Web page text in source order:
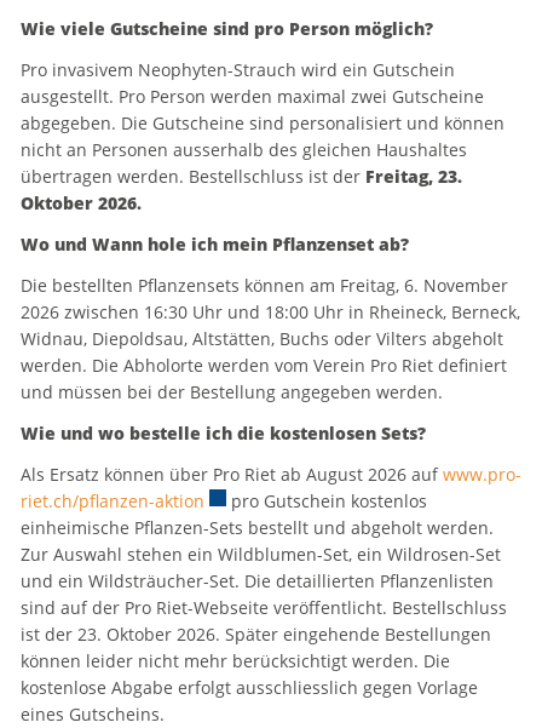
Wie viele Gutscheine sind pro Person möglich?
Pro invasivem Neophyten-Strauch wird ein Gutschein
ausgestellt. Pro Person werden maximal zwei Gutscheine
abgegeben. Die Gutscheine sind personalisiert und können
nicht an Personen ausserhalb des gleichen Haushaltes
übertragen werden. Bestellschluss ist der Freitag, 23.
Oktober 2026.
Wo und Wann hole ich mein Pflanzenset ab?
Die bestellten Pflanzensets können am Freitag, 6. November
2026 zwischen 16:30 Uhr und 18:00 Uhr in Rheineck, Berneck,
Widnau, Diepoldsau, Altstätten, Buchs oder Vilters abgeholt
werden. Die Abholorte werden vom Verein Pro Riet definiert
und müssen bei der Bestellung angegeben werden.
Wie und wo bestelle ich die kostenlosen Sets?
Als Ersatz können über Pro Riet ab August 2026 aufwww.pro-
riet.ch/pflanzen-aktion Externer Link wird in einem neuen
pro Gutschein kostenlos
einheimische Pflanzen-Sets bestellt und abgeholt werden.
Zur Auswahl stehen ein Wildblumen-Set, ein Wildrosen-Set
und ein Wildsträucher-Set. Die detaillierten Pflanzenlisten
sind auf der Pro Riet-Webseite veröffentlicht. Bestellschluss
ist der 23. Oktober 2026. Später eingehende Bestellungen
können leider nicht mehr berücksichtigt werden. Die
kostenlose Abgabe erfolgt ausschliesslich gegen Vorlage
eines Gutscheins.